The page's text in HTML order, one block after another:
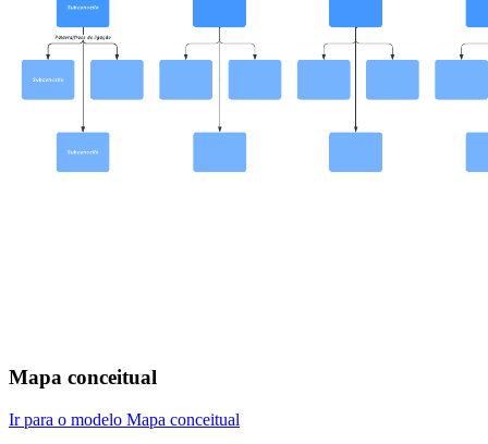
Mapa conceitual
Ir para o modelo Mapa conceitual